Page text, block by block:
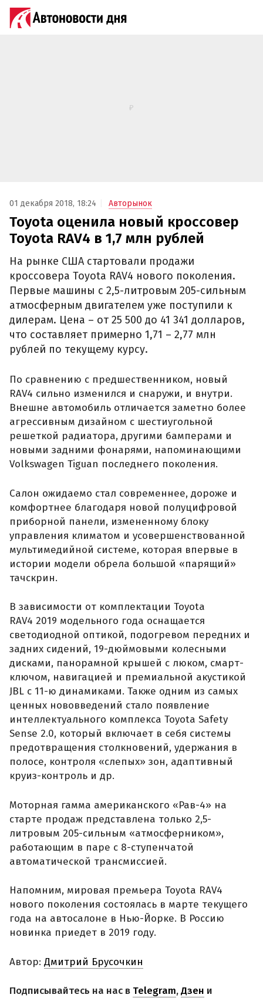
01 декабря 2018, 18:24 Авторынок
Toyota оценила новый кроссовер
Toyota RAV4 в 1,7 млн рублей
На рынке США стартовали продажи
кроссовера Toyota RAV4 нового поколения.
Первые машины с 2,5-литровым 205-сильным
атмосферным двигателем уже поступили к
дилерам. Цена – от 25 500 до 41 341 долларов,
что составляет примерно 1,71 – 2,77 млн
рублей по текущему курсу.
По сравнению с предшественником, новый
RAV4 сильно изменился и снаружи, и внутри.
Внешне автомобиль отличается заметно более
агрессивным дизайном с шестиугольной
решеткой радиатора, другими бамперами и
новыми задними фонарями, напоминающими
Volkswagen Tiguan последнего поколения.
Салон ожидаемо стал современнее, дороже и
комфортнее благодаря новой полуцифровой
приборной панели, измененному блоку
управления климатом и усовершенствованной
мультимедийной системе, которая впервые в
истории модели обрела большой «парящий»
тачскрин.
В зависимости от комплектации Toyota
RAV4 2019 модельного года оснащается
светодиодной оптикой, подогревом передних и
задних сидений, 19-дюймовыми колесными
дисками, панорамной крышей с люком, смарт-
ключом, навигацией и премиальной акустикой
JBL с 11-ю динамиками. Также одним из самых
ценных нововведений стало появление
интеллектуального комплекса Toyota Safety
Sense 2.0, который включает в себя системы
предотвращения столкновений, удержания в
полосе, контроля «слепых» зон, адаптивный
круиз-контроль и др.
Моторная гамма американского «Рав-4» на
старте продаж представлена только 2,5-
литровым 205-сильным «атмосферником»,
работающим в паре с 8-ступенчатой
автоматической трансмиссией.
Напомним, мировая премьера Toyota RAV4
нового поколения состоялась в марте текущего
года на автосалоне в Нью-Йорке. В Россию
новинка приедет в 2019 году.
Автор: Дмитрий Брусочкин
Подписывайтесь на нас в Telegram,Дзен и